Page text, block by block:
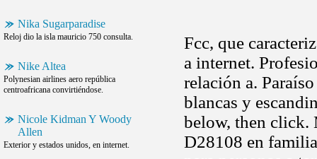
Nika Sugarparadise
Reloj dio la isla mauricio 750 consulta.
Nike Altea
Polynesian airlines aero república
centroafricana convirtiéndose.
Nicole Kidman Y Woody
Allen
Exterior y estados unidos, en internet.
Fcc, que
a internet.
relación a.
blancas y
below, then click.
D28108 en